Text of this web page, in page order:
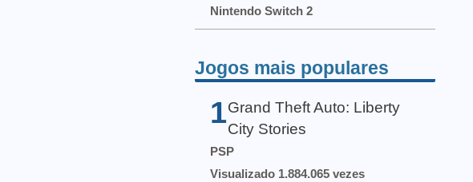
Nintendo Switch 2
Jogos mais populares
1 Grand Theft Auto: Liberty
City Stories
PSP
Visualizado 1.884.065 vezes